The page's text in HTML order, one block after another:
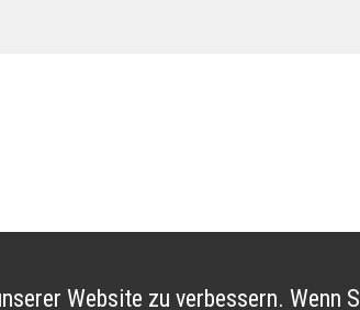
Website zu verbessern.